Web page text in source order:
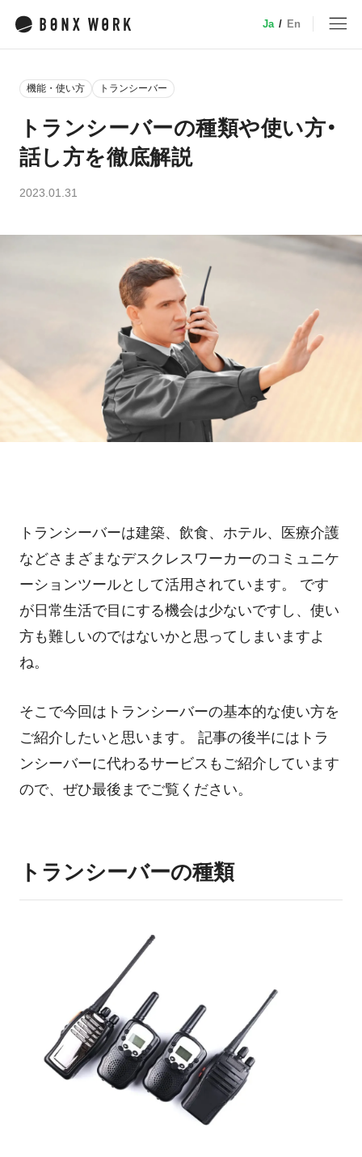
サービス
ホテル・旅館
料金プラン
アプリ料金
TIPS
お問い合わせ
ニュースリリース
資料ダウンロード
ご利用お申し込み
ログイン
Ja / En
機能・使い方 トランシーバー
トランシーバーの種類や使い方・
話し方を徹底解説
2023.01.31
トランシーバーは建築、飲食、ホテル、医療介護
などさまざまなデスクレスワーカーのコミュニケ
ーションツールとして活用されています。 です
が日常生活で目にする機会は少ないですし、使い
方も難しいのではないかと思ってしまいますよ
ね。
そこで今回はトランシーバーの基本的な使い方を
ご紹介したいと思います。 記事の後半にはトラ
ンシーバーに代わるサービスもご紹介しています
ので、ぜひ最後までご覧ください。
トランシーバーの種類